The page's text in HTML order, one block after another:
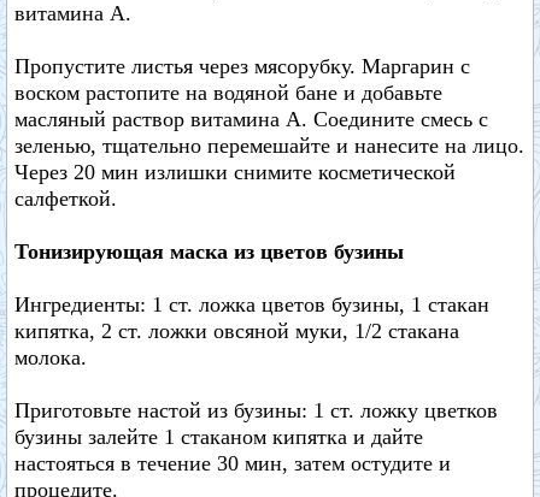
витамина А.
Пропустите листья через мясорубку. Маргарин с
воском растопите на водяной бане и добавьте
масляный раствор витамина А. Соедините смесь с
зеленью, тщательно перемешайте и нанесите на лицо.
Через 20 мин излишки снимите косметической
салфеткой.
Тонизирующая маска из цветов бузины
Ингредиенты: 1 ст. ложка цветов бузины, 1 стакан
кипятка, 2 ст. ложки овсяной муки, 1/2 стакана
молока.
Приготовьте настой из бузины: 1 ст. ложку цветков
бузины залейте 1 стаканом кипятка и дайте
настояться в течение 30 мин, затем остудите и
процедите.